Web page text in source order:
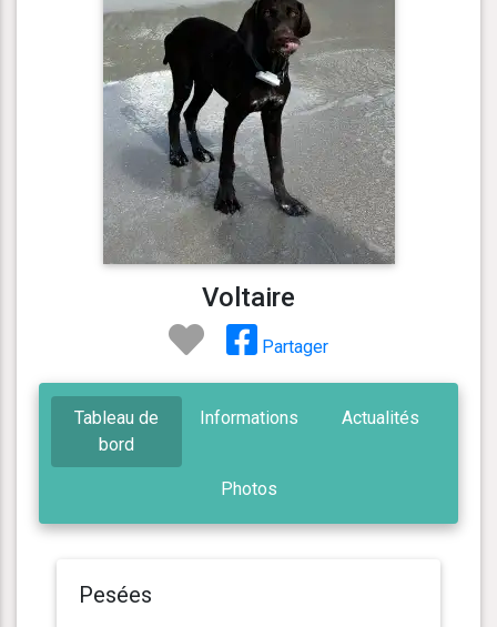
Voltaire
Partager
Tableau de
bord
Informations Actualités
Photos
Pesées